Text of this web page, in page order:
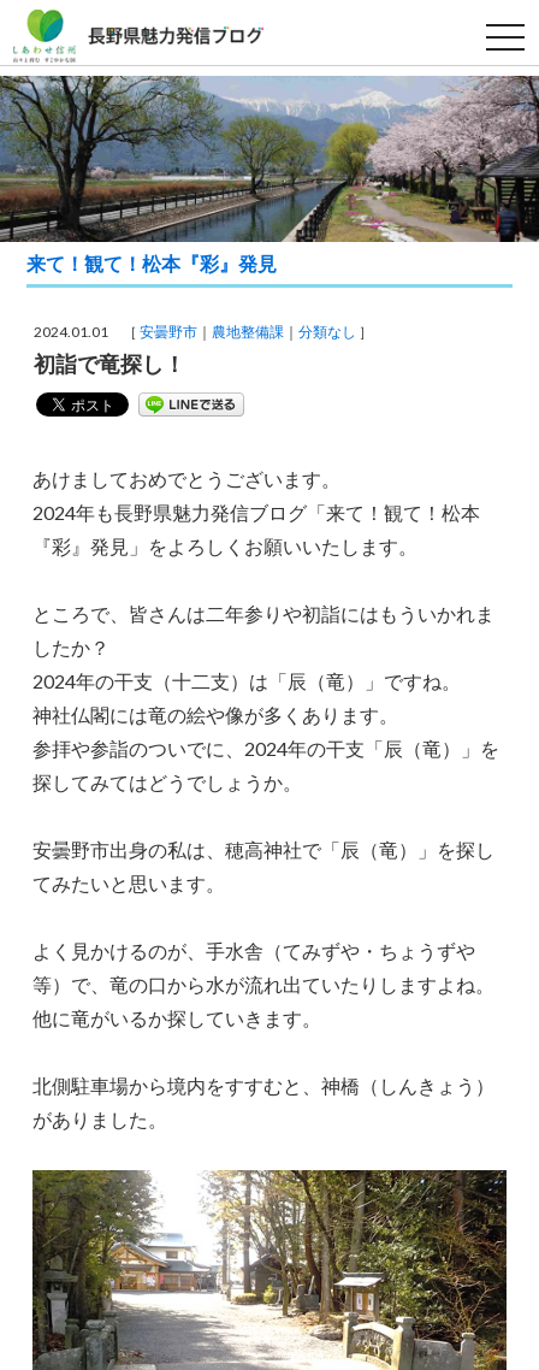
t
o
g
g
l
e
n
a
v
i
g
a
o
来て！観て！松本『彩』発見
2024.01.01 ［安曇野市 農地整備課 分類なし ］
初詣で竜探し！
あけましておめでとうございます。
2024年も長野県魅力発信ブログ「来て！観て！松本
『彩』発見」をよろしくお願いいたします。
ところで、皆さんは二年参りや初詣にはもういかれま
したか？
2024年の干支（十二支）は「辰（竜）」ですね。
神社仏閣には竜の絵や像が多くあります。
参拝や参詣のついでに、2024年の干支「辰（竜）」を
探してみてはどうでしょうか。
安曇野市出身の私は、穂高神社で「辰（竜）」を探し
てみたいと思います。
よく見かけるのが、手水舎（てみずや・ちょうずや
等）で、竜の口から水が流れ出ていたりしますよね。
他に竜がいるか探していきます。
北側駐車場から境内をすすむと、神橋（しんきょう）
がありました。